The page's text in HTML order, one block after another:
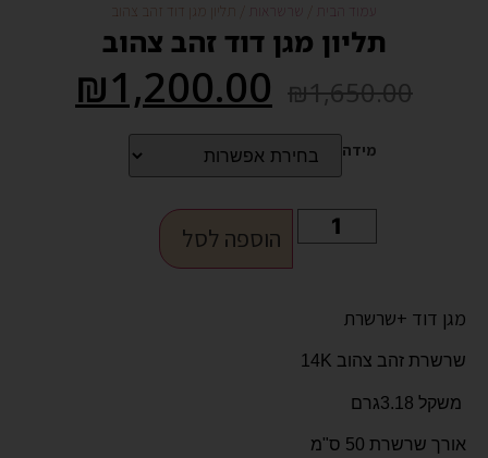
עמוד הבית שרשראות / תליון מגן דוד זהב צהוב
תליון מגן דוד זהב צהוב
₪1,650.00
₪1,200.00
מידה
הוספה לסל
מגן דוד +שרשרת
שרשרת זהב צהוב 14K
משקל 3.18גרם
אורך שרשרת 50 ס"מ